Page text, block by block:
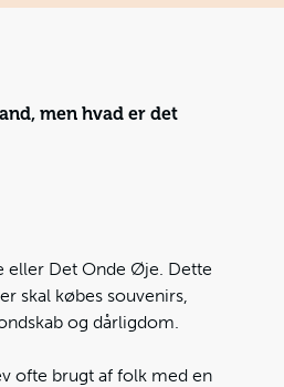
men hvad er det
eller Det Onde Øje. Dette
skal købes souvenirs,
og dårligdom.
ofte brugt af folk med en